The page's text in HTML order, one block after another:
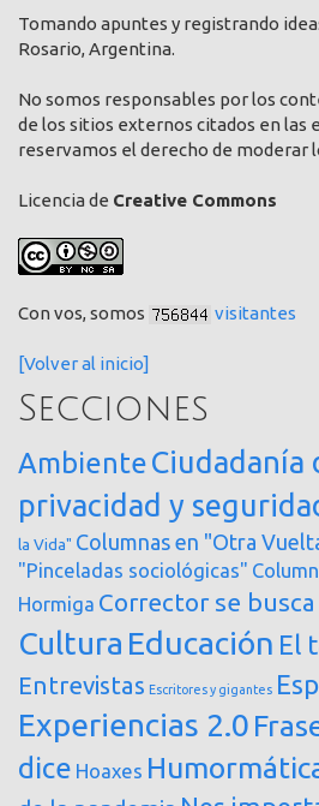
Tomando apuntes y registrando
Rosario, Argentina.
No somos responsables por los
de los sitios externos citados en las
reservamos el derecho de moderar
Licencia de Creative Commons
Con vos, somos visitantes
[Volver al inicio]
Secciones
AmbienteCiudadanía
privacidad y
la Vida" Columnas en "Otra
"Pinceladas sociológicas"
Hormiga Corrector se busca
Cultura Educación El
Entrevistas Escritores y gigantes
Experiencias 2.0
dice Hoaxes